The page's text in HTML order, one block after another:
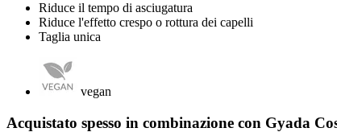
Riduce il tempo di asciugatura
Riduce l'effetto crespo o rottura dei capelli
Taglia unica
vegan
Acquistato spesso in combinazione con Gyada